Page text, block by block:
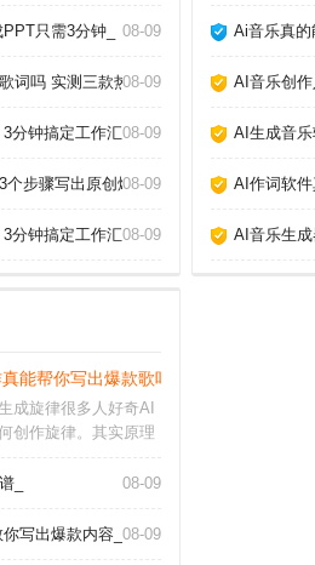
作效率。关键在于理
只需3分钟_ 08-09
词吗 实测三款热门工具告诉你答案_
08-09
分钟搞定工作汇报_
08-09
个步骤写出原创爆款_
08-09
分钟搞定工作汇报_
08-09
Ai音乐真
AI音乐创
AI生成音
AI作词软
AI音乐生
能帮你写出爆款歌吗 手把手教你玩转
成旋律很多人好奇AI
创作旋律。其实原理
弦走向和音高变化，
格关键词，比如“忧伤
_ 08-09
写出爆款内容_ 08-09